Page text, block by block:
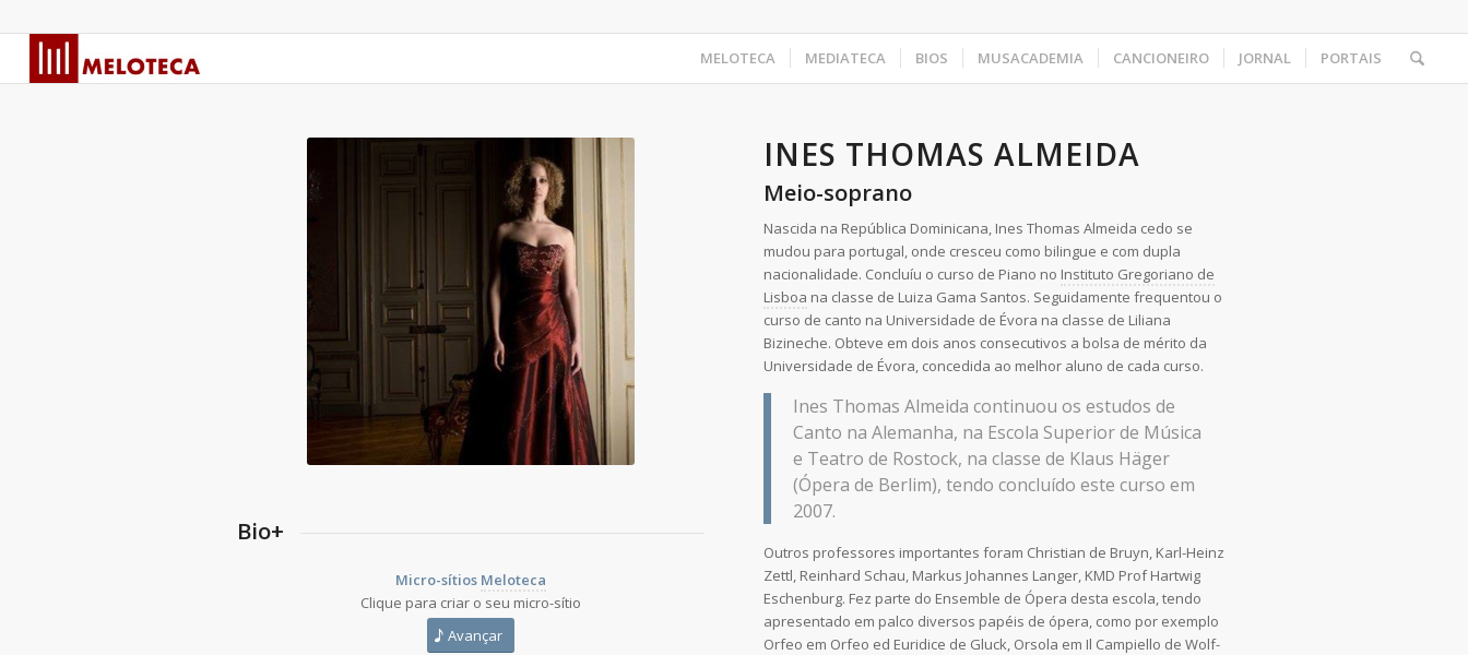
MELOTECA MEDIATECA BIOS MUSACADEMIA CANCIONEIRO JORNAL PORTAIS
Bio+
Micro-sítios Meloteca
Clique para criar o seu micro-sítio
Avançar
INES THOMAS ALMEIDA
Meio-soprano
Nascida na República Dominicana, Ines Thomas Almeida cedo se
mudou para portugal, onde cresceu como bilingue e com dupla
nacionalidade. Concluíu o curso de Piano no Instituto Gregoriano de
Lisboa na classe de Luiza Gama Santos. Seguidamente frequentou o
curso de canto na Universidade de Évora na classe de Liliana
Bizineche. Obteve em dois anos consecutivos a bolsa de mérito da
Universidade de Évora, concedida ao melhor aluno de cada curso.
Ines Thomas Almeida continuou os estudos de
Canto na Alemanha, na Escola Superior de Música
e Teatro de Rostock, na classe de Klaus Häger
(Ópera de Berlim), tendo concluído este curso em
2007.
Outros professores importantes foram Christian de Bruyn, Karl-Heinz
Zettl, Reinhard Schau, Markus Johannes Langer, KMD Prof Hartwig
Eschenburg. Fez parte do Ensemble de Ópera desta escola, tendo
apresentado em palco diversos papéis de ópera, como por exemplo
Orfeo em Orfeo ed Euridice de Gluck, Orsola em Il Campiello de Wolf-